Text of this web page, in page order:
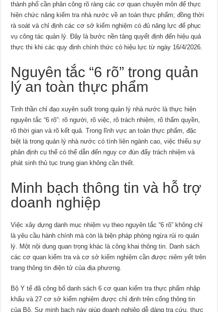
thành phố cần phân công rõ ràng các cơ quan chuyên môn để thực
hiện chức năng kiểm tra nhà nước về an toàn thực phẩm; đồng thời
rà soát và chỉ định các cơ sở kiểm nghiệm có đủ năng lực để phục
vụ công tác quản lý. Đây là bước nền tảng quyết định đến hiệu quả
thực thi khi các quy định chính thức có hiệu lực từ ngày 16/4/2026.
Nguyên tắc “6 rõ” trong quản
lý an toàn thực phẩm
Tinh thần chỉ đạo xuyên suốt trong quản lý nhà nước là thực hiện
nguyên tắc “6 rõ”: rõ người, rõ việc, rõ trách nhiệm, rõ thẩm quyền,
rõ thời gian và rõ kết quả. Trong lĩnh vực an toàn thực phẩm, đặc
biệt là trong quản lý nhà nước có tính liên ngành cao, việc thiếu sự
phân định cụ thể có thể dẫn đến nguy cơ đùn đẩy trách nhiệm và
phát sinh thủ tục trung gian không cần thiết.
Minh bạch thông tin và hỗ trợ
doanh nghiệp
Việc xây dựng danh mục nhiệm vụ theo nguyên tắc “6 rõ” không chỉ
là yêu cầu hành chính mà còn là biện pháp phòng ngừa rủi ro quản
lý. Một nội dung quan trọng khác là công khai thông tin. Danh sách
các cơ quan kiểm tra và cơ sở kiểm nghiệm cần được niêm yết trên
trang thông tin điện tử của địa phương.
Bộ Y tế đã công bố danh sách 6 cơ quan kiểm tra thực phẩm nhập
khẩu và 27 cơ sở kiểm nghiệm được chỉ định trên cổng thông tin
của Bộ. Sự minh bạch này giúp doanh nghiệp dễ dàng tra cứu, thực